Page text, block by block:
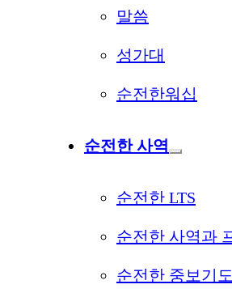
말씀
성가대
순전한워십
순전한 사역
순전한 LTS
순전한 사역과
순전한 중보기도